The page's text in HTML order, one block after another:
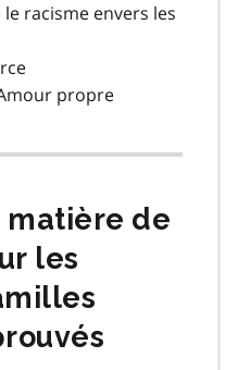
racisme envers les
propre
matière de
les